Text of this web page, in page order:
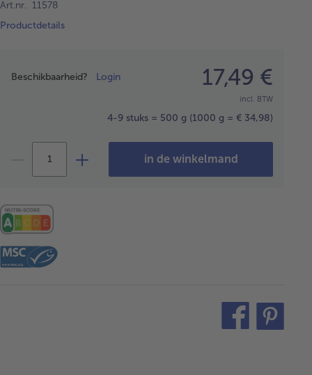
Art.nr. 11578
Productdetails
Beschikbaarheid? Login 17,49 €
incl. BTW
4-9 stuks = 500 g (1000 g = € 34,98)
in de winkelmand
teilen